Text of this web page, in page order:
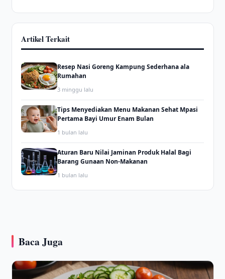
Artikel Terkait
Resep Nasi Goreng Kampung Sederhana ala
Rumahan
3 minggu lalu
Tips Menyediakan Menu Makanan Sehat Mpasi
Pertama Bayi Umur Enam Bulan
1 bulan lalu
Aturan Baru Nilai Jaminan Produk Halal Bagi
Barang Gunaan Non-Makanan
1 bulan lalu
Baca Juga